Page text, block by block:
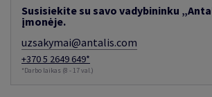
Susisiekite su savo vadybininku
įmonėje.
uzsakymai@antalis.com
+370 5 2649 649*
*Darbo laikas (8 - 17 val.)